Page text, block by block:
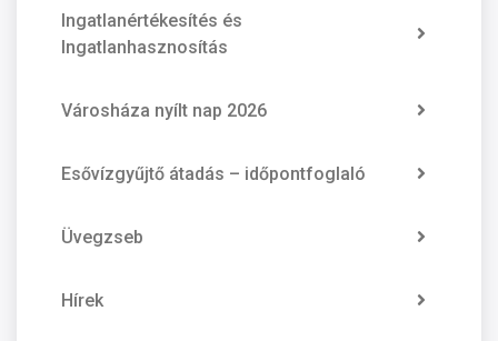
Ingatlanértékesítés és
Ingatlanhasznosítás
Városháza nyílt nap 2026
Esővízgyűjtő átadás – időpontfoglaló
Üvegzseb
Hírek